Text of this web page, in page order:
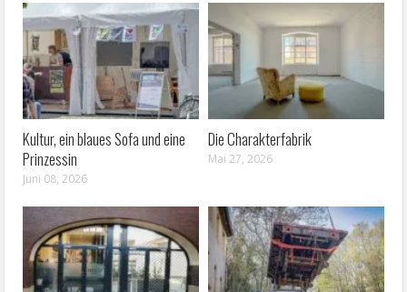
Kultur, ein blaues Sofa und eine
Prinzessin
Juni 08, 2026
Die Charakterfabrik
Mai 27, 2026